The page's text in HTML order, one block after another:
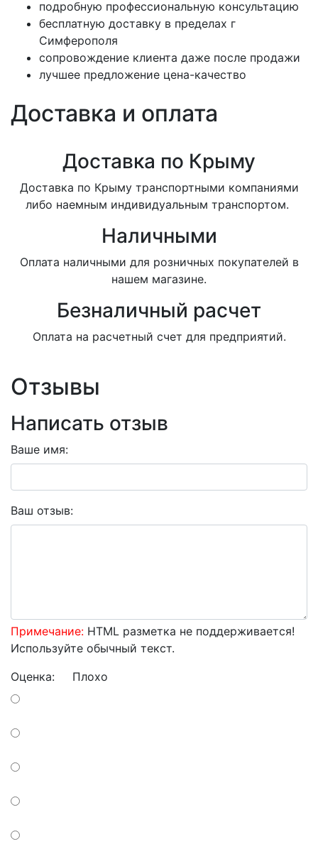
подробную профессиональную консультацию
бесплатную доставку в пределах г
Симферополя
сопровождение клиента даже после продажи
лучшее предложение цена-качество
Доставка и оплата
Доставка по Крыму
Доставка по Крыму транспортными компаниями
либо наемным индивидуальным транспортом.
Наличными
Оплата наличными для розничных покупателей в
нашем магазине.
Безналичный расчет
Оплата на расчетный счет для предприятий.
Отзывы
Написать отзыв
Ваше имя:
Ваш отзыв:
Примечание: HTML разметка не поддерживается!
Используйте обычный текст.
Оценка: Плохо